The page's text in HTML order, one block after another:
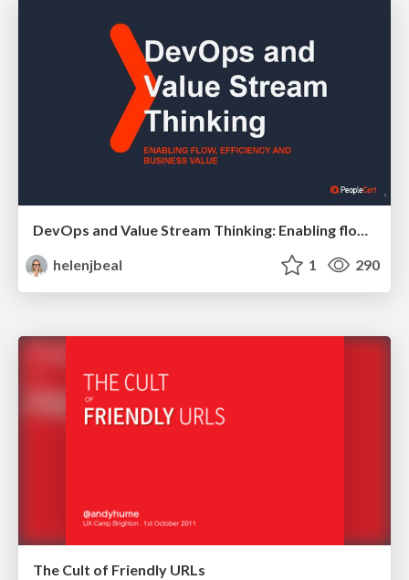
helenjbeal
1 290
The Cult of Friendly URLs